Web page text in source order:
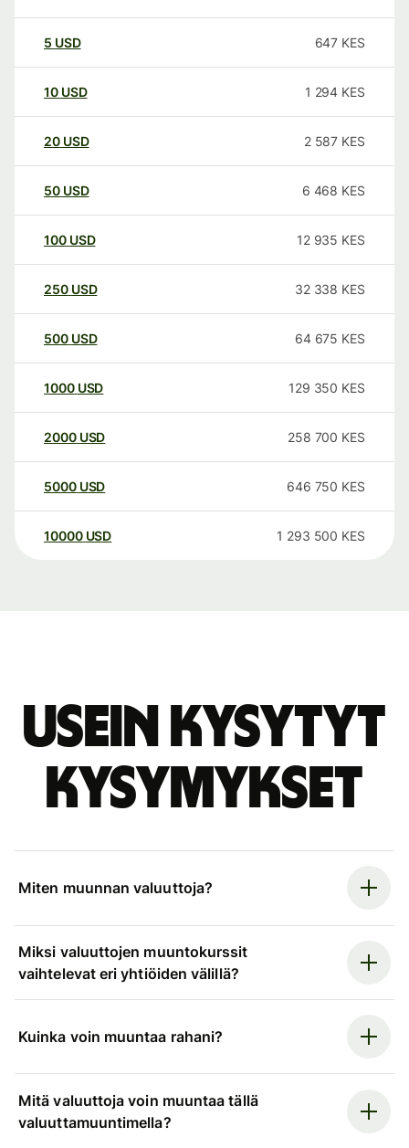
5 USD 647 KES
10 USD 1 294 KES
20 USD 2 587 KES
50 USD 6 468 KES
100 USD 12 935 KES
250 USD 32 338 KES
500 USD 64 675 KES
1000 USD 129 350 KES
2000 USD 258 700 KES
5000 USD 646 750 KES
10000 USD 1 293 500 KES
Usein kysytyt
kysymykset
Miten muunnan valuuttoja?
Miksi valuuttojen muuntokurssit
vaihtelevat eri yhtiöiden välillä?
Kuinka voin muuntaa rahani?
Mitä valuuttoja voin muuntaa tällä
valuuttamuuntimella?